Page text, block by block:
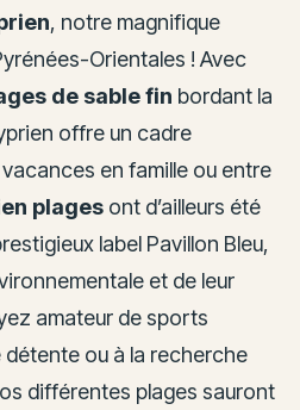
, notre magnifique
Orientales ! Avec
de sable fin bordant la
offre un cadre
en famille ou entre
plagesont d’ailleurs été
label Pavillon Bleu,
et de leur
amateur de sports
ou à la recherche
différentes plages sauront